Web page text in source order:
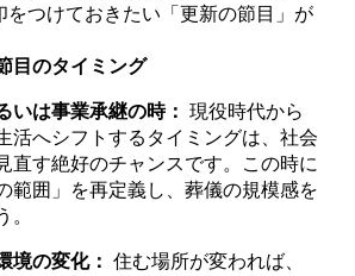
をつけておきたい「更新の節目」が
目のタイミング
いは事業承継の時： 現役時代から
活へシフトするタイミングは、社会
直す絶好のチャンスです。この時に
範囲」を再定義し、葬儀の規模感を
。
境の変化： 住む場所が変われば、